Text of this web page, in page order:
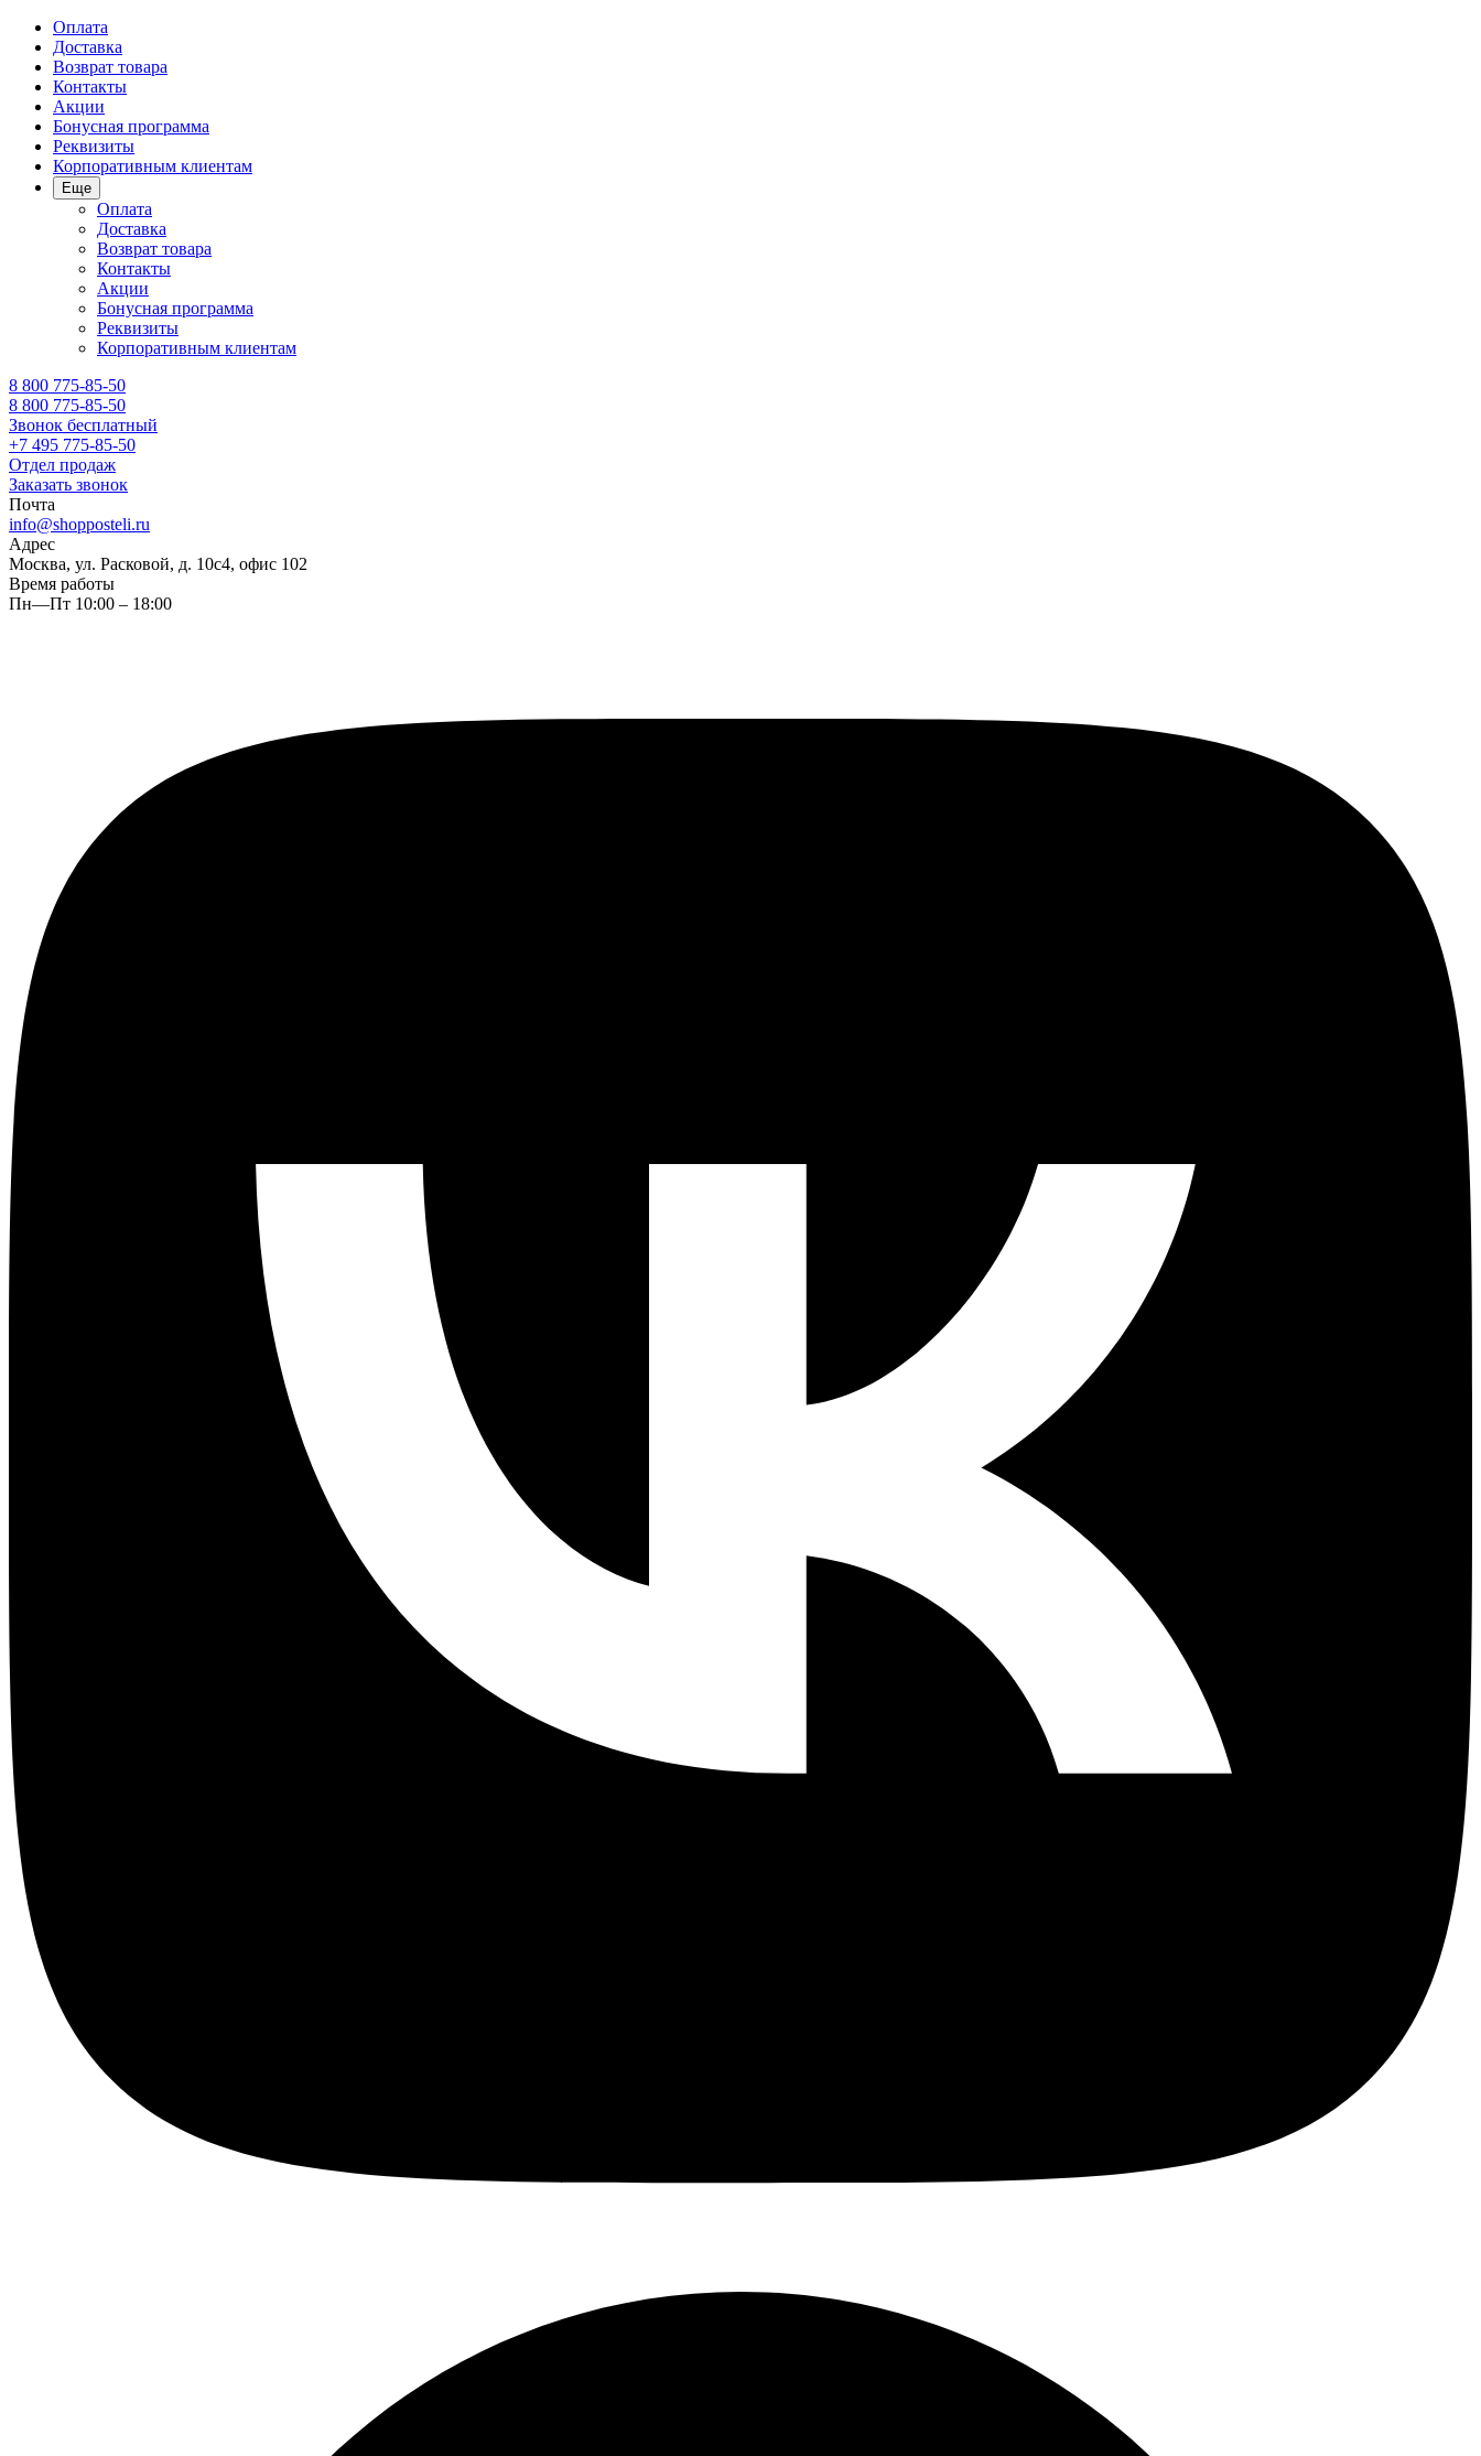
Оплата
Доставка
Возврат товара
Контакты
Акции
Бонусная программа
Реквизиты
Корпоративным клиентам
Еще
Оплата
Доставка
Возврат товара
Контакты
Акции
Бонусная программа
Реквизиты
Корпоративным клиентам
8 800 775-85-50
8 800 775-85-50
Звонок бесплатный
+7 495 775-85-50
Отдел продаж
Заказать звонок
Почта
info@shopposteli.ru
Адрес
Москва, ул. Расковой, д. 10с4, офис 102
Время работы
Пн—Пт 10:00 – 18:00